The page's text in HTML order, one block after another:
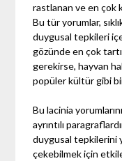
rastlanan ve en çok
Bu tür yorumlar,
duygusal tepkileri
gözünde en çok
gerekirse, hayvan
popüler kültür gibi
Bu lacinia
ayrıntılı
duygusal tepkilerini
çekebilmek için